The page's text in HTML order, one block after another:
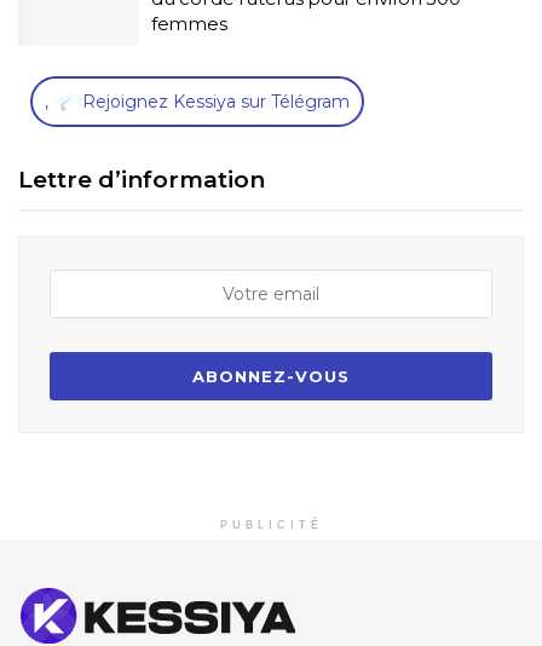
femmes
, Rejoignez Kessiya sur Télégram
Lettre d’information
PUBLICITÉ